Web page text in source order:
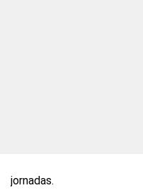
jornadas.